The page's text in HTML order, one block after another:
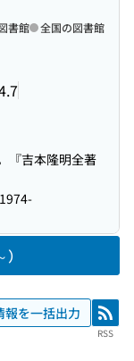
書館 全国の図書館
『吉本隆明全著
報を一括出力 RSS
RSS